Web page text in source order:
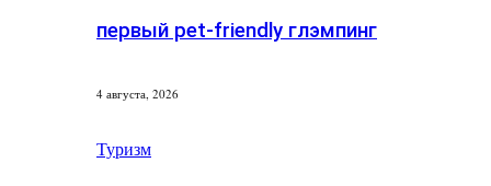
первый pet-friendly глэмпинг
4 августа, 2026
Туризм